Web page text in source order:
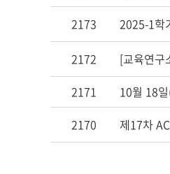
2173
2025-1학
2172 [교육연구
2171
10월 18
2170
제17차